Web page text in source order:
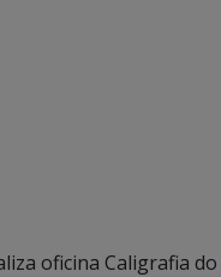
oficina Caligrafia